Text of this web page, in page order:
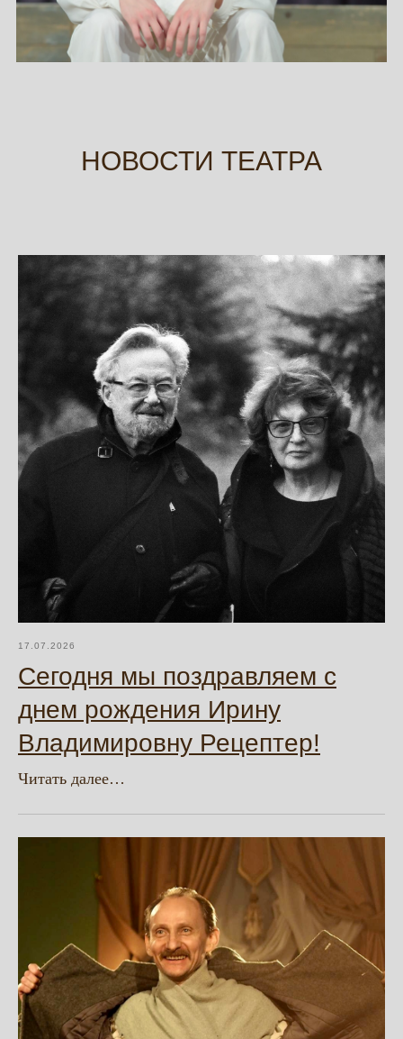
НОВОСТИ ТЕАТРА
17.07.2026
Сегодня мы поздравляем с
днем рождения Ирину
Владимировну Рецептер!
Читать далее…